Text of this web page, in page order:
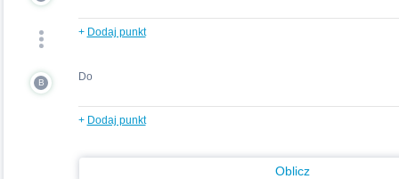
+ Dodaj punkt
B Do
+ Dodaj punkt
Oblicz